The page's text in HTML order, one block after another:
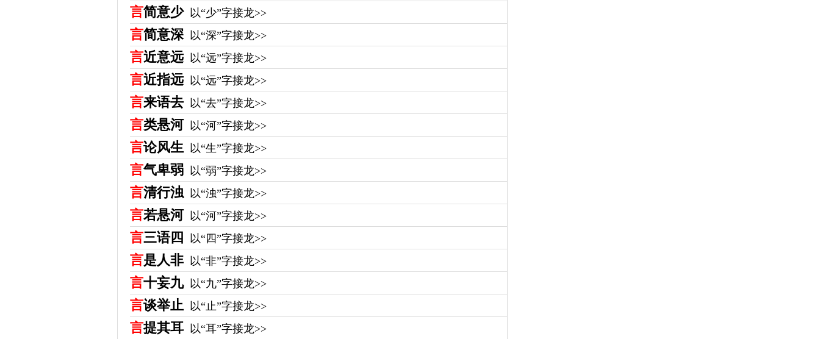
言简意少 以“少”字接龙>>
言简意深 以“深”字接龙>>
言近意远 以“远”字接龙>>
言近指远 以“远”字接龙>>
言来语去 以“去”字接龙>>
言类悬河 以“河”字接龙>>
言论风生 以“生”字接龙>>
言气卑弱 以“弱”字接龙>>
言清行浊 以“浊”字接龙>>
言若悬河 以“河”字接龙>>
言三语四 以“四”字接龙>>
言是人非 以“非”字接龙>>
言十妄九 以“九”字接龙>>
言谈举止 以“止”字接龙>>
言提其耳 以“耳”字接龙>>